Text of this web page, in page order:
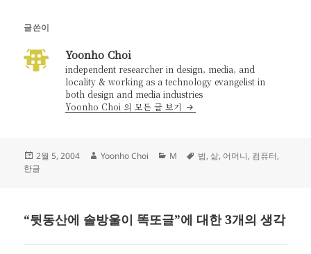
글쓴이
Yoonho Choi
independent researcher in design, media, and
locality & working as a technology evangelist in
both design and media industries
Yoonho Choi 의 모든 글 보기
작
성
2월 5, 2004
글
Yoonho Choi
카
M
태
법, 삶, 어머니, 컴퓨터,
한글
“뒷동산에 솔방울이 똑또글”에 대한 3개의 생각